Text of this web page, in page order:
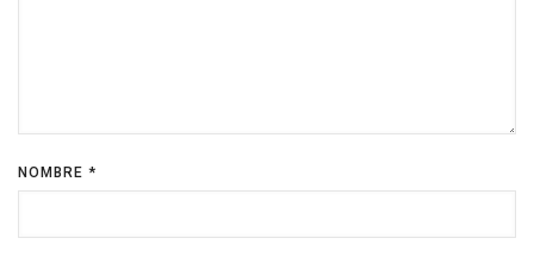
NOMBRE *